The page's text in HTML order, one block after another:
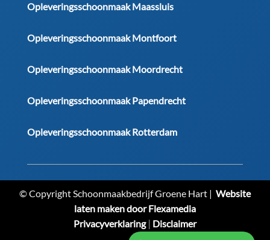
Opleveringsschoonmaak Maassluis
Opleveringsschoonmaak Montfoort
Opleveringsschoonmaak Moordrecht
Opleveringsschoonmaak Papendrecht
Opleveringsschoonmaak Rotterdam
© Copyright Schoonmaakbedrijf Groene Hart | Website
laten maken door Flexamedia
Privacyverklaring| Disclaimer